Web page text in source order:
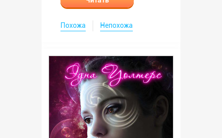
Похожа Непохожа